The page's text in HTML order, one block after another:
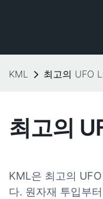
KML 최고의 UFO
최고의
KML은 최고의
다. 원자재 투입부